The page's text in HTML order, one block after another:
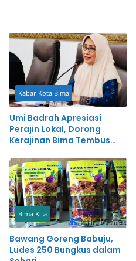
Kabar Kota Bima
Umi Badrah Apresiasi
Perajin Lokal, Dorong
Kerajinan Bima Tembus
Bima Kita
Bawang Goreng Babuju,
Ludes 250 Bungkus dalam